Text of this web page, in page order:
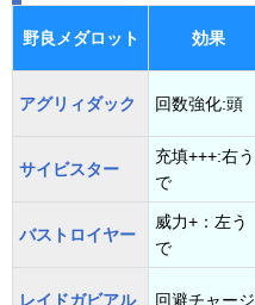
野良メダロット 効果
アグリィダック 回数強化:頭
サイビスター
充填+++:右う
で
バストロイヤー
威力+：左う
で
レイドガビアル 回避チャージ